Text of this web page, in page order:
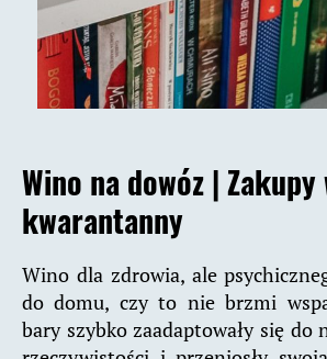
Wino na dowóz |Zakupy
kwarantanny
Wino dla zdrowia, ale
do domu, czy to nie brzmi
bary szybko zaadaptowały się do